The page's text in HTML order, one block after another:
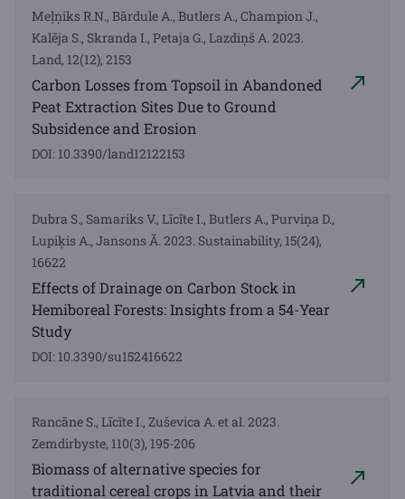
Meļņiks R.N., Bārdule A., Butlers A., Champion J.,
Kalēja S., Skranda I., Petaja G., Lazdiņš A. 2023.
Land, 12(12), 2153
Carbon Losses from Topsoil in Abandoned
Peat Extraction Sites Due to Ground
Subsidence and Erosion
DOI: 10.3390/land12122153
Dubra S., Samariks V., Līcīte I., Butlers A., Purviņa D.,
Lupiķis A., Jansons Ā. 2023. Sustainability, 15(24),
16622
Effects of Drainage on Carbon Stock in
Hemiboreal Forests: Insights from a 54-Year
Study
DOI: 10.3390/su152416622
Rancāne S., Līcīte I., Zuševica A. et al. 2023.
Zemdirbyste, 110(3), 195-206
Biomass of alternative species for
traditional cereal crops in Latvia and their